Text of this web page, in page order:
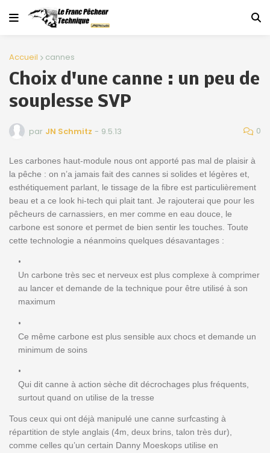
Accueil cannes
Choix d'une canne : un peu de
souplesse SVP
par JN Schmitz - 9.5.13 0
Les carbones haut-module nous ont apporté pas mal de plaisir à
la pêche : on n’a jamais fait des cannes si solides et légères et,
esthétiquement parlant, le tissage de la fibre est particulièrement
beau et a ce look hi-tech qui plait tant. Je rajouterai que pour les
pêcheurs de carnassiers, en mer comme en eau douce, le
carbone est sonore et permet de bien sentir les touches. Toute
cette technologie a néanmoins quelques désavantages :
Un carbone très sec et nerveux est plus complexe à comprimer
au lancer et demande de la technique pour être utilisé à son
maximum
Ce même carbone est plus sensible aux chocs et demande un
minimum de soins
Qui dit canne à action sèche dit décrochages plus fréquents,
surtout quand on utilise de la tresse
Tous ceux qui ont déjà manipulé une canne surfcasting à
répartition de style anglais (4m, deux brins, talon très dur),
comme celles qu’un certain Danny Moeskops utilise en